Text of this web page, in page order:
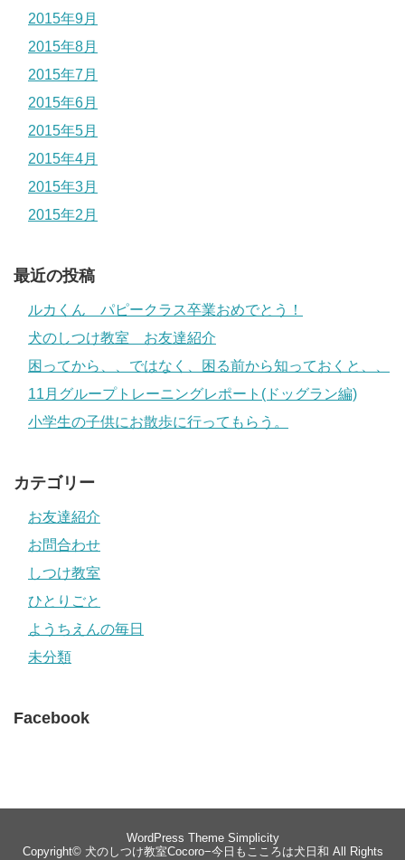
2015年9月
2015年8月
2015年7月
2015年6月
2015年5月
2015年4月
2015年3月
2015年2月
最近の投稿
ルカくん パピークラス卒業おめでとう！
犬のしつけ教室 お友達紹介
困ってから、、ではなく、困る前から知っておくと、、
11月グループトレーニングレポート(ドッグラン編)
小学生の子供にお散歩に行ってもらう。
カテゴリー
お友達紹介
お問合わせ
しつけ教室
ひとりごと
ようちえんの毎日
未分類
Facebook
WordPress Theme Simplicity
Copyright© 犬のしつけ教室Cocoro−今日もこころは犬日和 All Rights